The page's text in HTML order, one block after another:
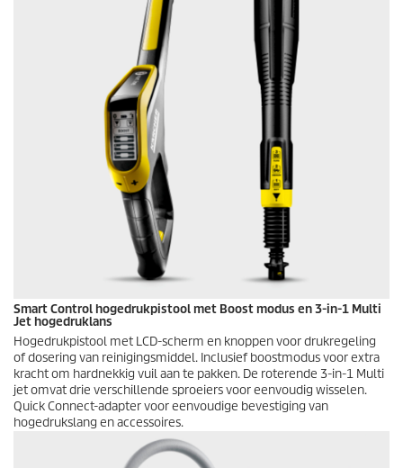
Smart Control hogedrukpistool met Boost modus en 3-in-1 Multi
Jet hogedruklans
Hogedrukpistool met LCD-scherm en knoppen voor drukregeling
of dosering van reinigingsmiddel. Inclusief boostmodus voor extra
kracht om hardnekkig vuil aan te pakken. De roterende 3-in-1 Multi
jet omvat drie verschillende sproeiers voor eenvoudig wisselen.
Quick Connect-adapter voor eenvoudige bevestiging van
hogedrukslang en accessoires.